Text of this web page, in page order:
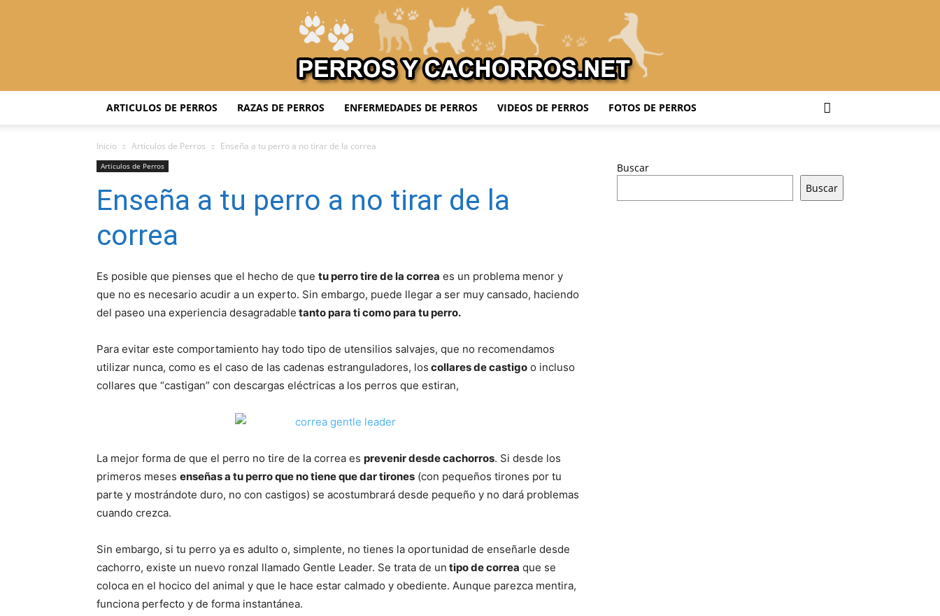
de
Perros
ARTICULOS DE PERROS RAZAS DE PERROS ENFERMEDADES DE PERROS VIDEOS DE PERROS FOTOS DE PERROS
Inicio Articulos de Perros Enseña a tu perro a no tirar de la correa
Articulos de Perros
Enseña a tu perro a no tirar de la
correa
Es posible que pienses que el hecho de que tu perro tire de la correa es un problema menor y
que no es necesario acudir a un experto. Sin embargo, puede llegar a ser muy cansado, haciendo
del paseo una experiencia desagradable tanto para ti como para tu perro.
Para evitar este comportamiento hay todo tipo de utensilios salvajes, que no recomendamos
utilizar nunca, como es el caso de las cadenas estranguladores, los collares de castigo o incluso
collares que “castigan” con descargas eléctricas a los perros que estiran,
La mejor forma de que el perro no tire de la correa es prevenir desde cachorros. Si desde los
primeros meses enseñas a tu perro que no tiene que dar tirones (con pequeños tirones por tu
parte y mostrándote duro, no con castigos) se acostumbrará desde pequeño y no dará problemas
cuando crezca.
Sin embargo, si tu perro ya es adulto o, simplente, no tienes la oportunidad de enseñarle desde
cachorro, existe un nuevo ronzal llamado Gentle Leader. Se trata de un tipo de correa que se
coloca en el hocico del animal y que le hace estar calmado y obediente. Aunque parezca mentira,
funciona perfecto y de forma instantánea.
Buscar
Buscar